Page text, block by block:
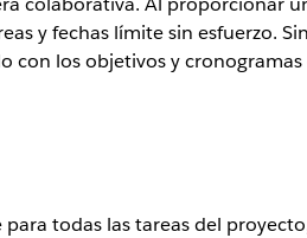
y fechas límite sin esfuerzo.
con los objetivos y
todas las tareas del